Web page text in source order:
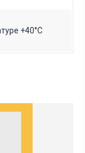
+40°С